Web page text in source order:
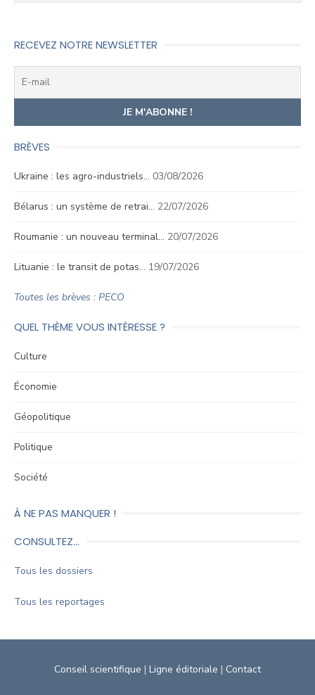
RECEVEZ NOTRE NEWSLETTER
BRÈVES
Ukraine : les agro-industriels… 03/08/2026
Bélarus : un système de retrai… 22/07/2026
Roumanie : un nouveau terminal… 20/07/2026
Lituanie : le transit de potas… 19/07/2026
Toutes les brèves : PECO
QUEL THÈME VOUS INTÉRESSE ?
Culture
Économie
Géopolitique
Politique
Société
À NE PAS MANQUER !
CONSULTEZ…
Tous les dossiers
Tous les reportages
Conseil scientifique | Ligne éditoriale | Contact